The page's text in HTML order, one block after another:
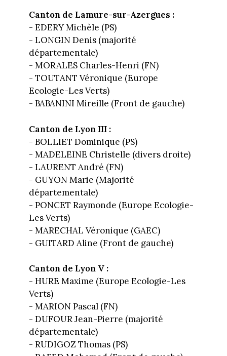
Canton de Lamure-sur-Azergues :
- EDERY Michèle (PS)
- LONGIN Denis (majorité
départementale)
- MORALES Charles-Henri (FN)
- TOUTANT Véronique (Europe
Ecologie-Les Verts)
- BABANINI Mireille (Front de gauche)
Canton de Lyon III :
- BOLLIET Dominique (PS)
- MADELEINE Christelle (divers droite)
- LAURENT André (FN)
- GUYON Marie (Majorité
départementale)
- PONCET Raymonde (Europe Ecologie-
Les Verts)
- MARECHAL Véronique (GAEC)
- GUITARD Aline (Front de gauche)
Canton de Lyon V :
- HURE Maxime (Europe Ecologie-Les
Verts)
- MARION Pascal (FN)
- DUFOUR Jean-Pierre (majorité
départementale)
- RUDIGOZ Thomas (PS)